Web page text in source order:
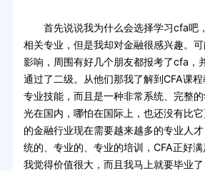
首先说说我为什么会选择学习cfa吧
相关专业，但是我却对金融很感兴趣。
影响，周围有好几个朋友都报考了cfa，
通过了二级。从他们那我了解到CFA课
专业技能，而且是一种非常系统、完整
光在国内，哪怕在国际上，也还没有比
的金融行业现在需要越来越多的专业人
统的、专业的、专业的培训，CFA正好
我觉得价值很大，而且我马上就要毕业